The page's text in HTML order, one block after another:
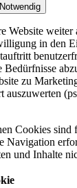
Notwendig
Website
in den
Bedürfnisse
zu
auszuwerten
Cookies sind
Navigation
und Inhalte